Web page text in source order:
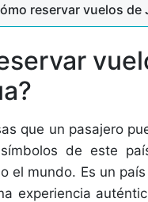
reservar vuelos de
que un pasajero
de este
el mundo. Es un
experiencia